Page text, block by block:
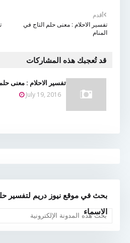
أقدم
تفسير الاحلام : معنى حلم التاج في
المنام
قد تُعجبك هذه المشاركات
تفسير الاحلام : معنى
July 19, 2016
بحث في موقع نيوز دريم لتفسير
الاسماء